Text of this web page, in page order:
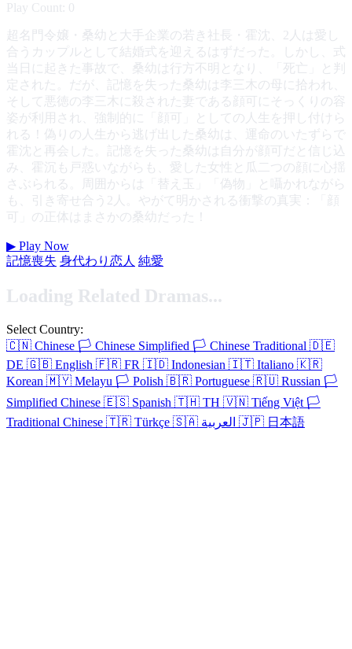
Play Count: 0
超名門令嬢・桑幼と大手企業の若き社長・霍沈、2人は愛し
合うカップルとして結婚式を迎えるはずだった。しかし、式
当日に起きた事故で、桑幼は行方不明となり、「死亡」と判
定された。だが、記憶を失った桑幼は李三木の母に拾われ、
そして悪徳の李三木に殺された妻である顔可にそっくりの容
姿が利用され、強制的に「顔可」としての人生を押し付けら
れる！偽りの人生から逃げ出した桑幼は、運命のいたずらで
霍沈と再会した。記憶を失った桑幼は自分が顔可だと信じ込
み、霍沉も戸惑いながらも、愛した女性と瓜二つの顔に心揺
さぶられる。周囲からは「替え玉」「偽物」と囁かれながら
も、引き寄せ合う2人。やがて明かされる衝撃の真実：「顔
可」の正体はまさかの桑幼だった！
▶ Play Now
記憶喪失 身代わり恋人 純愛
Loading Related Dramas...
Select Country:
🇨🇳 Chinese 🏳️ Chinese Simplified 🏳️ Chinese Traditional 🇩🇪
DE 🇬🇧 English 🇫🇷 FR 🇮🇩 Indonesian 🇮🇹 Italiano 🇰🇷
Korean 🇲🇾 Melayu 🏳️ Polish 🇧🇷 Portuguese 🇷🇺 Russian 🏳️
Simplified Chinese 🇪🇸 Spanish 🇹🇭 TH 🇻🇳 Tiếng Việt 🏳️
Traditional Chinese 🇹🇷 Türkçe 🇸🇦 🇯🇵 日本語